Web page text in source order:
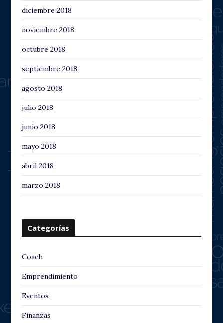
diciembre 2018
noviembre 2018
octubre 2018
septiembre 2018
agosto 2018
julio 2018
junio 2018
mayo 2018
abril 2018
marzo 2018
Categorías
Coach
Emprendimiento
Eventos
Finanzas